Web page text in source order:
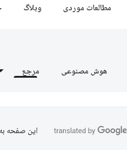
مطالعات موردی وبلاگ
هوش مصنوعی مرجع
این صفحه